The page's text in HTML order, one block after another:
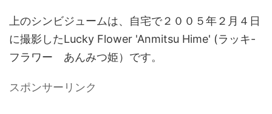
上のシンビジュームは、自宅で２００５年２月４日
に撮影したLucky Flower 'Anmitsu Hime' (ラッキ-
フラワー あんみつ姫）です。
スポンサーリンク